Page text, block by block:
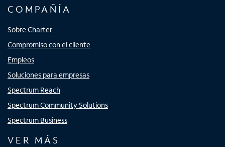
COMPAÑÍA
Sobre Charter
Compromiso con el cliente
Empleos
Soluciones para empresas
Spectrum Reach
Spectrum Community Solutions
Spectrum Business
VER MÁS